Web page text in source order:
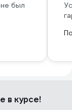
был
в курсе!